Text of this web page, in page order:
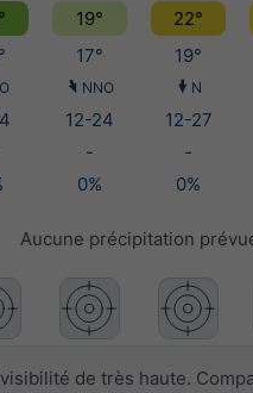
19° 22°
17° 19°
NNO N
12-24 12-27
- -
0% 0%
Aucune précipitation
de très haute.